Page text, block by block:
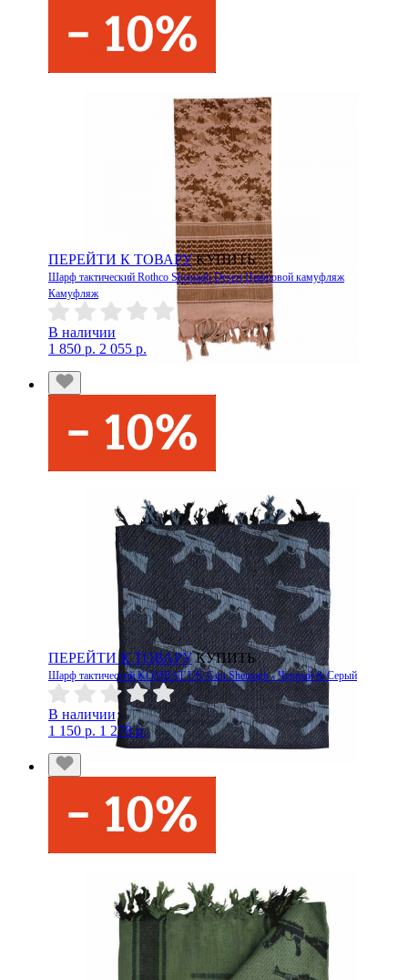
ПЕРЕЙТИ К ТОВАРУ КУПИТЬ
Шарф тактический Rothco Shemagh Desert Цифровой камуфляж
Камуфляж
В наличии
1 850 р. 2 055 р.
ПЕРЕЙТИ К ТОВАРУ КУПИТЬ
Шарф тактический KOMBAT UK Gun Shemagh - Черный & Серый
В наличии
1 150 р. 1 278 р.